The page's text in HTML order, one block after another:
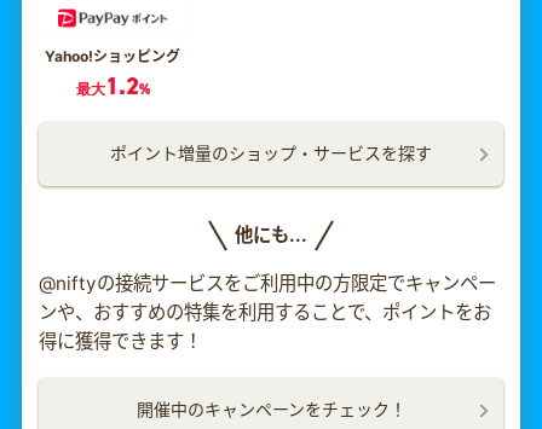
Yahoo!ショッピング
最大1.2%
ポイント増量のショップ・サービスを探す
他にも...
@niftyの接続サービスをご利用中の方限定でキャンペー
ンや、おすすめの特集を利用することで、ポイントをお
得に獲得できます！
開催中のキャンペーンをチェック！